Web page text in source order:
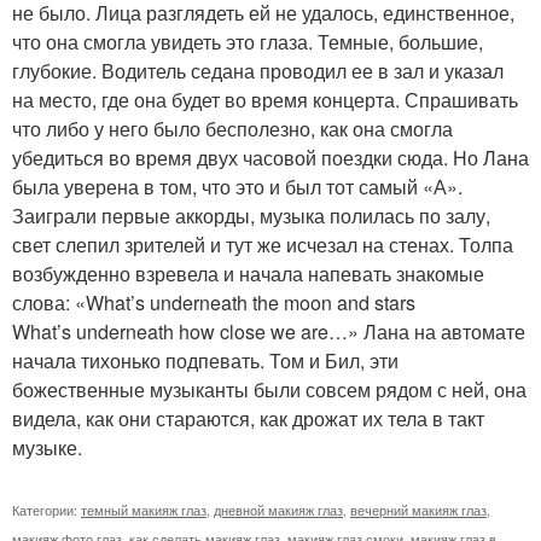
не было. Лица разглядеть ей не удалось, единственное,
что она смогла увидеть это глаза. Темные, большие,
глубокие. Водитель седана проводил ее в зал и указал
на место, где она будет во время концерта. Спрашивать
что либо у него было бесполезно, как она смогла
убедиться во время двух часовой поездки сюда. Но Лана
была уверена в том, что это и был тот самый «А».
Заиграли первые аккорды, музыка полилась по залу,
свет слепил зрителей и тут же исчезал на стенах. Толпа
возбужденно взревела и начала напевать знакомые
слова: «What’s underneath the moon and stars
What’s underneath how close we are…» Лана на автомате
начала тихонько подпевать. Том и Бил, эти
божественные музыканты были совсем рядом с ней, она
видела, как они стараются, как дрожат их тела в такт
музыке.
Категории: темный макияж глаз дневной макияж глаз вечерний макияж глаз